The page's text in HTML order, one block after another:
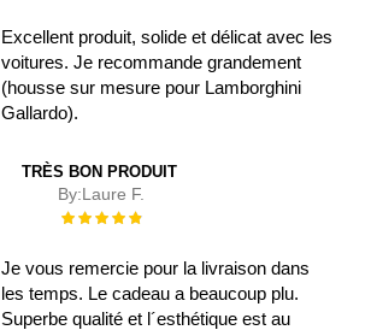
Excellent produit, solide et délicat avec les
voitures. Je recommande grandement
(housse sur mesure pour Lamborghini
Gallardo).
TRÈS BON PRODUIT
By:Laure F.
Évaluation :
Je vous remercie pour la livraison dans
les temps. Le cadeau a beaucoup plu.
Superbe qualité et l´esthétique est au